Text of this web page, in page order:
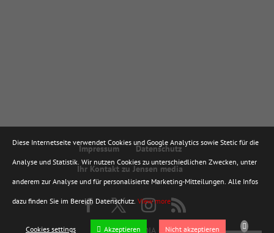
Impressum
Datenschutz
Ihr Kontakt zu Jensen media
Diese Internetseite verwendet Cookies und Google Analytics sowie Stetic für die
Analyse und Statistik. Wir nutzen Cookies zu unterschiedlichen Zwecken, unter
anderem zur Analyse und für personalisierte Marketing-Mitteilungen. Alle Infos
dazu finden Sie im Bereich Datenschutz. View more
Cookies settings Akzeptieren Nicht akzeptieren